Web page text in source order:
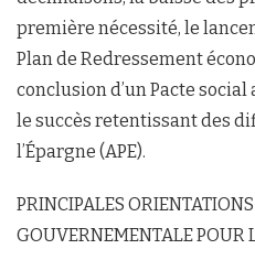
première nécessité, le
Plan de Redressement
conclusion d’un Pacte
le succès retentissant des
l’Épargne (APE).
PRINCIPALES
GOUVERNEMENTALE POUR